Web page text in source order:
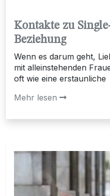
Kontakte zu
Beziehung
Wenn es darum geht,
mit alleinstehenden
oft wie eine erstaunliche
Mehr lesen